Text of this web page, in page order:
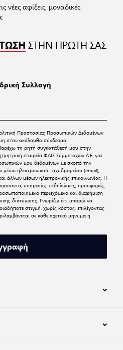
αφίξεις, μοναδικές
ΣΤΗΝ ΠΡΩΤΗ ΣΑΣ
Συλλογή
Προστασίας Προσωπικών Δεδομένων
στον ακόλουθο σύνδεσμο:
τη ρητή συγκατάθεσή μου στην
εταιρεία ΦΑΙΣ Συμμετοχών Α.Ε. για
μου δεδομένων με σκοπό την
ηλεκτρονικού ταχυδρομείου (email),
άλλων μέσων ηλεκτρονικής επικοινωνίας. Η
υπηρεσίες, εκδηλώσεις, προσφορές,
περιεχόμενο και διαφήμιση
δικτύωσης. Γνωρίζω ότι μπορώ να
στιγμή, χωρίς κόστος, επιλέγοντας
σε κάθε σχετικό μήνυμα ή